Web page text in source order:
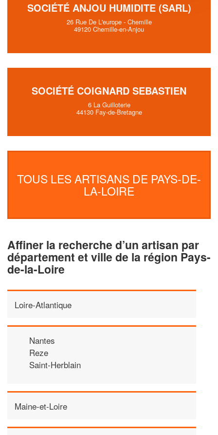
SOCIÉTÉ ANJOU HUMIDITE (SARL)
26 Rue De L'europe - Chemille
49120 Chemille-en-Anjou
SOCIÉTÉ COIGNARD SEBASTIEN
6 La Guilloterie
44130 Fay-de-Bretagne
TOUS LES ARTISANS DE PAYS-DE-
LA-LOIRE
Affiner la recherche d’un artisan par
département et ville de la région Pays-
de-la-Loire
Loire-Atlantique
Nantes
Reze
Saint-Herblain
Maine-et-Loire